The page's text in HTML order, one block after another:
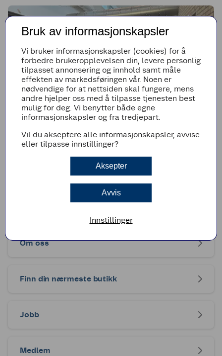
Sykling uten alder - Grenland
Om oss
Finn din nærmeste butikk
Jobb
Medlem
Bruk av informasjonskapsler
Vi bruker informasjonskapsler (cookies) for å
forbedre brukeropplevelsen din, levere personlig
tilpasset annonsering og innhold samt måle
effekten av markedsføringen vår. Noen er
nødvendige for at nettsiden skal fungere, mens
andre hjelper oss med å tilpasse tjenesten best
mulig for deg. Vi benytter både egne
informasjonskapsler og fra tredjepart.
Vil du akseptere alle informasjonskapsler, avvise
eller tilpasse innstillinger?
Aksepter
Avvis
Innstillinger